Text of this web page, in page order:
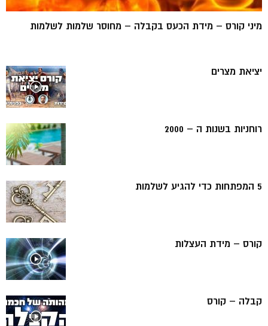
מיני קורס – מידת הכעס בקבלה – מחוסר שלמות לשלמות
יציאת מצרים
רוחניות בשנות ה – 2000
5 המפתחות כדי להגיע לשלמות
קורס – מידת העצלות
קבלה – קורס